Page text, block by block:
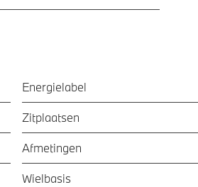
Energielabel
Zitplaatsen
Afmetingen
Wielbasis